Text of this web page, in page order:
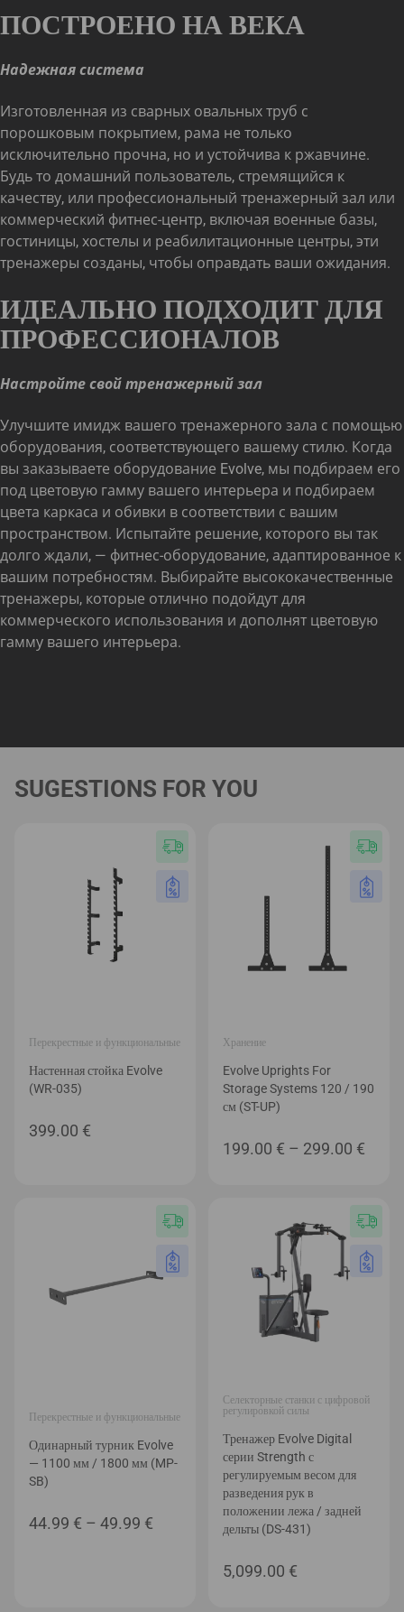
ПОСТРОЕНО НА ВЕКА
Надежная система
Изготовленная из сварных овальных труб с
порошковым покрытием, рама не только
исключительно прочна, но и устойчива к ржавчине.
Будь то домашний пользователь, стремящийся к
качеству, или профессиональный тренажерный зал или
коммерческий фитнес-центр, включая военные базы,
гостиницы, хостелы и реабилитационные центры, эти
тренажеры созданы, чтобы оправдать ваши ожидания.
ИДЕАЛЬНО ПОДХОДИТ ДЛЯ
ПРОФЕССИОНАЛОВ
Настройте свой тренажерный зал
Улучшите имидж вашего тренажерного зала с помощью
оборудования, соответствующего вашему стилю. Когда
вы заказываете оборудование Evolve, мы подбираем его
под цветовую гамму вашего интерьера и подбираем
цвета каркаса и обивки в соответствии с вашим
пространством. Испытайте решение, которого вы так
долго ждали, — фитнес-оборудование, адаптированное к
вашим потребностям. Выбирайте высококачественные
тренажеры, которые отлично подойдут для
коммерческого использования и дополнят цветовую
гамму вашего интерьера.
SUGESTIONS FOR YOU
Перекрестные и функциональные
Настенная стойка Evolve
(WR-035)
399.00 €
Хранение
Evolve Uprights For
Storage Systems 120 / 190
см (ST-UP)
199.00 € – 299.00 €
–
Перекрестные и функциональные
Одинарный турник Evolve
— 1100 мм / 1800 мм (MP-
SB)
44.99 € – 49.99 € Диапазон
Селекторные станки с цифровой
регулировкой силы
Тренажер Evolve Digital
серии Strength с
регулируемым весом для
разведения рук в
положении лежа / задней
дельты (DS-431)
5,099.00 €